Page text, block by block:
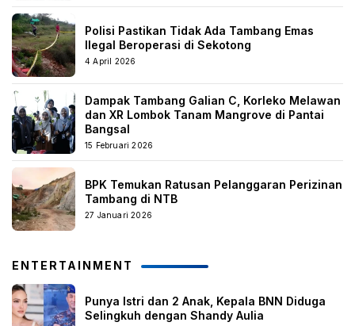
Polisi Pastikan Tidak Ada Tambang Emas
Ilegal Beroperasi di Sekotong
4 April 2026
Dampak Tambang Galian C, Korleko Melawan
dan XR Lombok Tanam Mangrove di Pantai
Bangsal
15 Februari 2026
BPK Temukan Ratusan Pelanggaran Perizinan
Tambang di NTB
27 Januari 2026
ENTERTAINMENT
Punya Istri dan 2 Anak, Kepala BNN Diduga
Selingkuh dengan Shandy Aulia